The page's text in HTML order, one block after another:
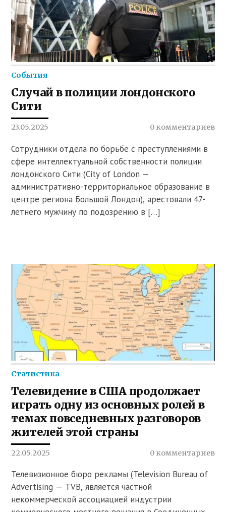
События
Случай в полиции лондонского
Сити
23.05.2025 0 комментариев
Сотрудники отдела по борьбе с преступлениями в
сфере интеллектуальной собственности полиции
лондонского Сити (City of London —
административно-территориальное образование в
центре региона Большой Лондон), арестовали 47-
летнего мужчину по подозрению в […]
Статистика
Телевидение в США продолжает
играть одну из основных ролей в
темах повседневных разговоров
жителей этой страны
22.05.2025 0 комментариев
Телевизионное бюро рекламы (Television Bureau of
Advertising — TVB, является частной
некоммерческой ассоциацией индустрии